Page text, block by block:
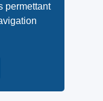
permettant